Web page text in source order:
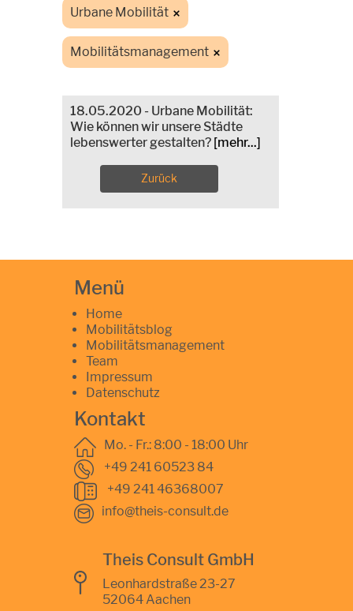
Urbane Mobilität
Mobilitätsmanagement
18.05.2020 - Urbane Mobilität:
Wie können wir unsere Städte
lebenswerter gestalten? [mehr...]
Zurück
Menü
Home
Mobilitätsblog
Mobilitätsmanagement
Team
Impressum
Datenschutz
Kontakt
Mo. - Fr.: 8:00 - 18:00 Uhr
+49 241 60523 84
+49 241 46368007
info@theis-consult.de
Theis Consult GmbH
Leonhardstraße 23-27
52064 Aachen